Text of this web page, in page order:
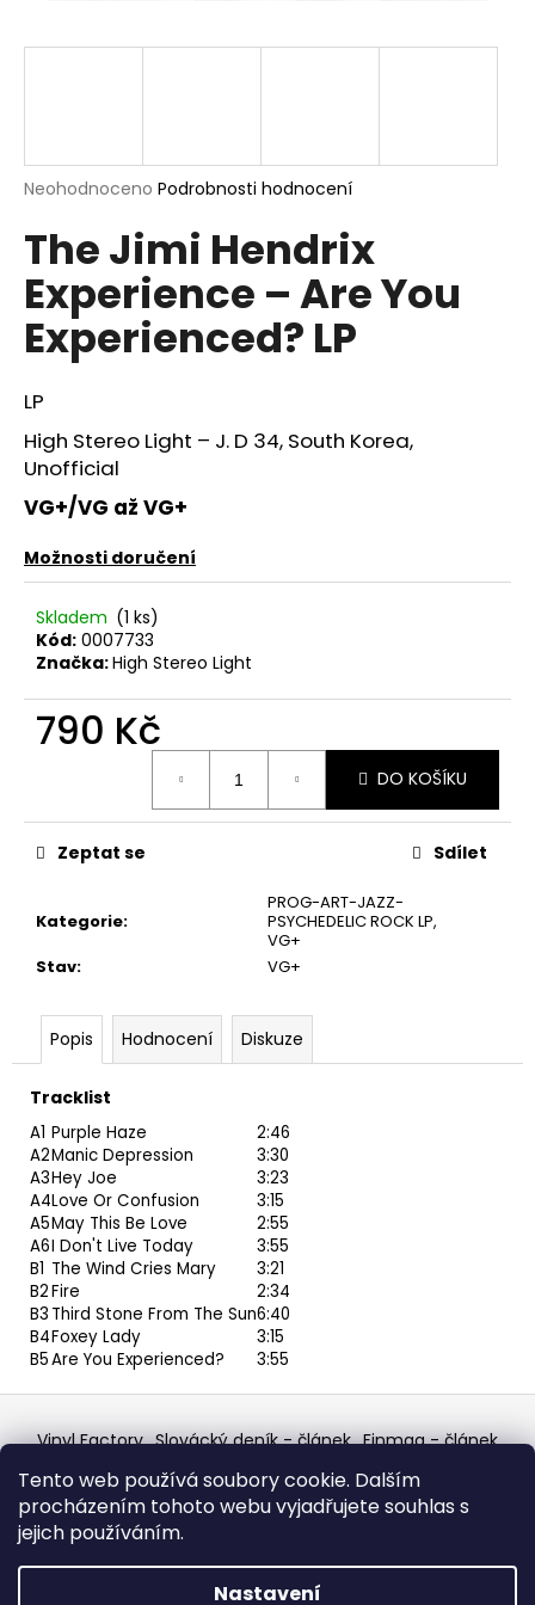
Tento web používá soubory cookie. Dalším
procházením tohoto webu vyjadřujete souhlas s
jejich používáním.
Nastavení
Průměrné
produktu
0,0
5
hvězdiček.
Neohodnoceno Podrobnosti hodnocení
The Jimi Hendrix
Experience – Are You
Experienced? LP
LP
High Stereo Light – J. D 34, South Korea,
Unofficial
VG+/VG až VG+
Možnosti doručení
Skladem (1 ks)
Kód: 0007733
Značka:High Stereo Light
790 Kč
DO KOŠÍKU
Kategorie:
PROG-ART-JAZZ-
PSYCHEDELIC ROCK LP,
VG+
Stav: VG+
Zeptat se Sdílet
Popis Hodnocení Diskuze
Tracklist
A1 Purple Haze
2:46
A2Manic Depression
3:30
A3Hey Joe
3:23
A4Love Or Confusion
3:15
A5May This Be Love
2:55
A6I Don't Live Today
3:55
B1 The Wind Cries Mary
3:21
B2Fire
2:34
B3 Third Stone From The Sun6:40
B4Foxey Lady
3:15
B5Are You Experienced? 3:55
j
?
o
p
o
r
u
u
j
e
m
e
JANA
KRATOCHVÍLOVÁ
KRATOCHVÍLOVÁ
LP
Původně:
490
Kč
Z
á Vinyl Factory Slovácký deník - článek Finmag - článek
Discogs Profile Facebook výběr z hroznů
Top prodejce mincí Aukro
Vytvořil Shoptet